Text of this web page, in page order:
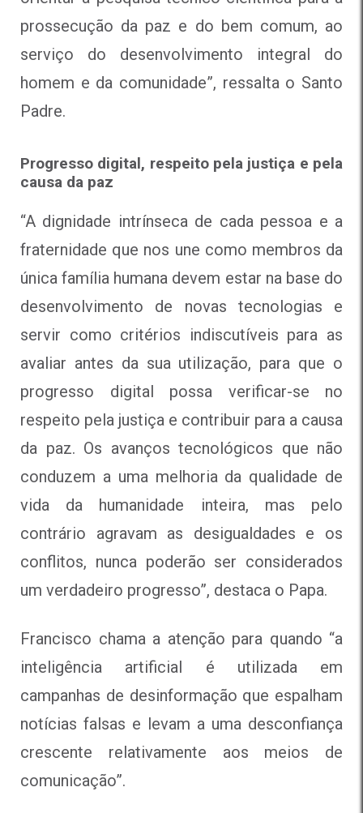
prossecução da paz e do bem comum, ao
serviço do desenvolvimento integral do
homem e da comunidade”, ressalta o Santo
Padre.
Progresso digital, respeito pela justiça e pela
causa da paz
“A dignidade intrínseca de cada pessoa e a
fraternidade que nos une como membros da
única família humana devem estar na base do
desenvolvimento de novas tecnologias e
servir como critérios indiscutíveis para as
avaliar antes da sua utilização, para que o
progresso digital possa verificar-se no
respeito pela justiça e contribuir para a causa
da paz. Os avanços tecnológicos que não
conduzem a uma melhoria da qualidade de
vida da humanidade inteira, mas pelo
contrário agravam as desigualdades e os
conflitos, nunca poderão ser considerados
um verdadeiro progresso”, destaca o Papa.
Francisco chama a atenção para quando “a
inteligência artificial é utilizada em
campanhas de desinformação que espalham
notícias falsas e levam a uma desconfiança
crescente relativamente aos meios de
comunicação”.